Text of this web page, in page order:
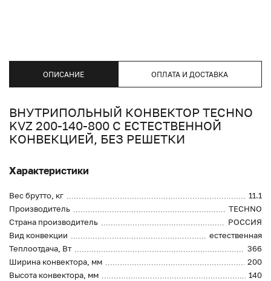
ОПИСАНИЕ ОПЛАТА И ДОСТАВКА
ВНУТРИПОЛЬНЫЙ КОНВЕКТОР TECHNO
KVZ 200-140-800 С ЕСТЕСТВЕННОЙ
КОНВЕКЦИЕЙ, БЕЗ РЕШЕТКИ
Характеристики
Вес брутто, кг
11.1
Производитель
TECHNO
Страна производитель
РОССИЯ
Вид конвекции
естественная
Теплоотдача, Вт
366
Ширина конвектора, мм
200
Высота конвектора, мм
140